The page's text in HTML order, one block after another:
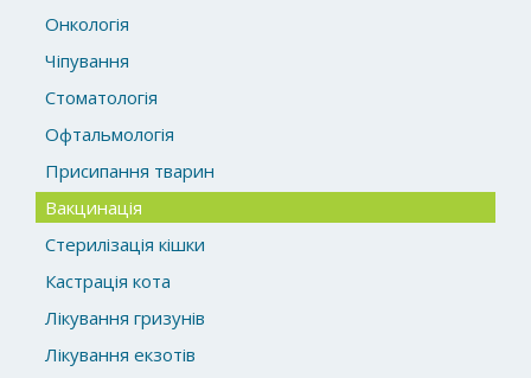
Онкологія
Чіпування
Стоматологія
Офтальмологія
Присипання тварин
Вакцинація
Стерилізація кішки
Кастрація кота
Лікування гризунів
Лікування екзотів